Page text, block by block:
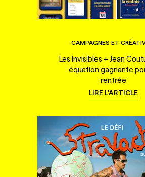
CAMPAGNES ET
Les Invisibles + Jean
équation gagnante
rentrée
LIRE L'ARTICLE